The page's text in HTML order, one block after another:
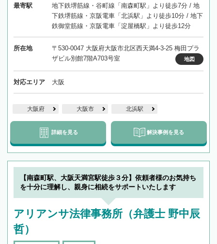
最寄駅
地下鉄堺筋線・谷町線「南森町駅」より徒歩7分 / 地
下鉄堺筋線・京阪電車「北浜駅」より徒歩10分 / 地下
鉄御堂筋線・京阪電車「淀屋橋駅」より徒歩12分
所在地
〒530-0047 大阪府大阪市北区西天満4-3-25 梅田プラ
ザビル別館7階A703号室
地図
対応エリア 大阪
大阪府 大阪市 北浜駅
詳細を見る 解決事例を見る
【南森町駅、大阪天満宮駅徒歩３分】依頼者様のお気持ち
を十分に理解し、親身に相続をサポートいたします
アリアンサ法律事務所（弁護士 野中辰
哲）